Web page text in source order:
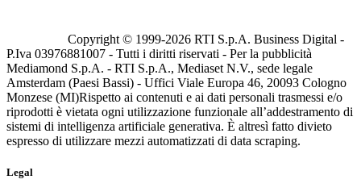
Copyright © 1999-2026 RTI S.p.A. Business Digital -
P.Iva 03976881007 - Tutti i diritti riservati - Per la pubblicità
Mediamond S.p.A. - RTI S.p.A., Mediaset N.V., sede legale
Amsterdam (Paesi Bassi) - Uffici Viale Europa 46, 20093 Cologno
Monzese (MI)Rispetto ai contenuti e ai dati personali trasmessi e/o
riprodotti è vietata ogni utilizzazione funzionale all’addestramento di
sistemi di intelligenza artificiale generativa. È altresì fatto divieto
espresso di utilizzare mezzi automatizzati di data scraping.
Legal